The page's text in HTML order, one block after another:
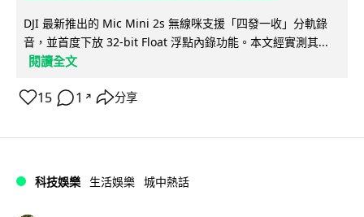
DJI 最新推出的 Mic Mini 2s 無線咪支援「四發一收」分軌錄
音，並首度下放 32-bit Float 浮點內錄功能。本文經實測其...
閱讀全文
15 1 ↗ 分享
科技娛樂 生活娛樂 城中熱話